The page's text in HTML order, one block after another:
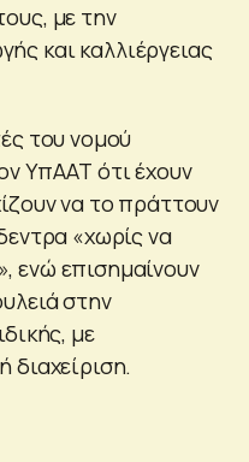
με την
και καλλιέργειας
του νομού
ΥπΑΑΤ ότι έχουν
να το πράττουν
«χωρίς να
ενώ επισημαίνουν
στην
με
διαχείριση.